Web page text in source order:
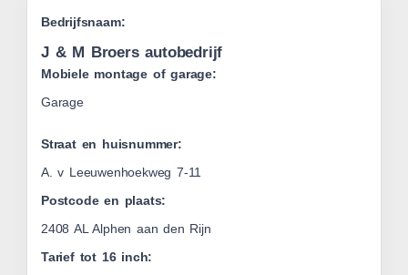
Bedrijfsnaam:
J & M Broers autobedrijf
Mobiele montage of garage:
Garage
Straat en huisnummer:
A. v Leeuwenhoekweg 7-11
Postcode en plaats:
2408 AL Alphen aan den Rijn
Tarief tot 16 inch: